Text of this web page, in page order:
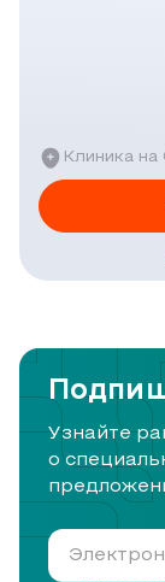
Клиника на
Узнайте
о